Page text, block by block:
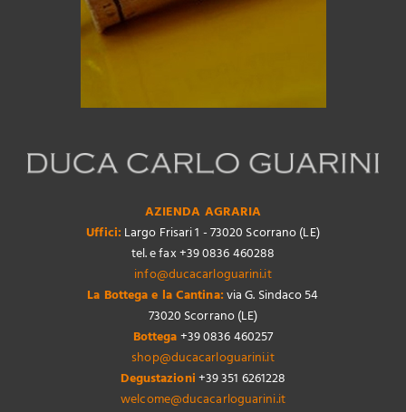
AZIENDA AGRARIA
Uffici: Largo Frisari 1 - 73020 Scorrano (LE)
tel. e fax +39 0836 460288
info@ducacarloguarini.it
La Bottega e la Cantina:via G. Sindaco 54
73020 Scorrano (LE)
Bottega+39 0836 460257
shop@ducacarloguarini.it
Degustazioni+39 351 6261228
welcome@ducacarloguarini.it